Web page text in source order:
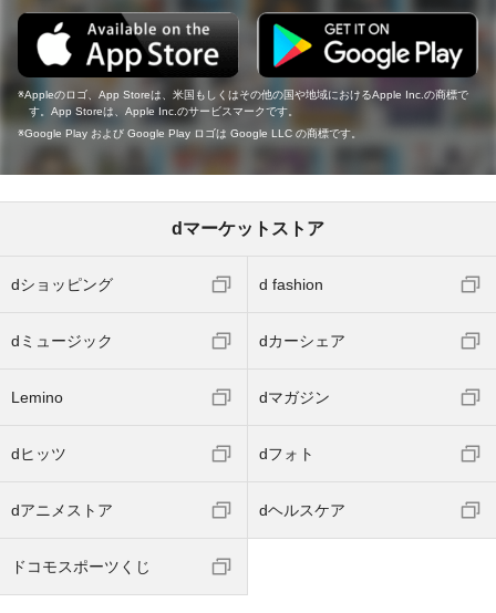
Appleのロゴ、App Storeは、米国もしくはその他の国や地域におけるApple Inc.の商標で
す。App Storeは、Apple Inc.のサービスマークです。
Google Play および Google Play ロゴは Google LLC の商標です。
dマーケットストア
dショッピング d fashion
dミュージック dカーシェア
Lemino dマガジン
dヒッツ dフォト
dアニメストア dヘルスケア
ドコモスポーツくじ